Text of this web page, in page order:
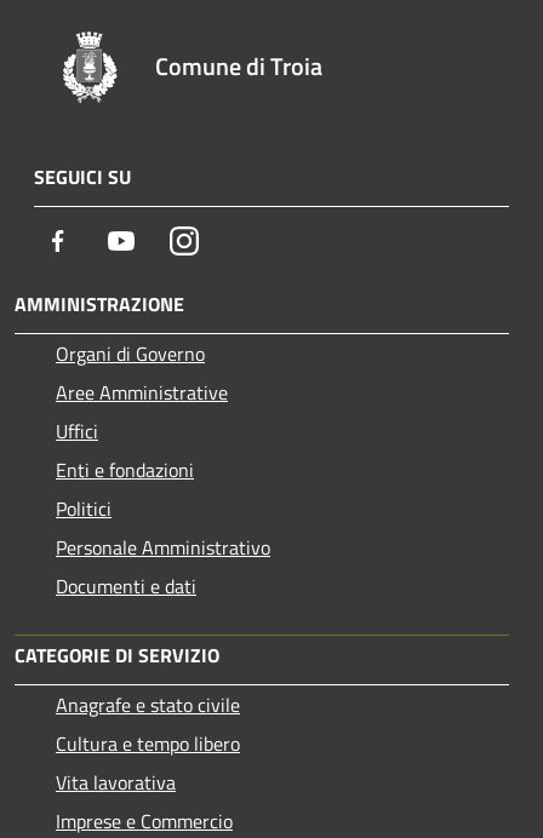
Comune di Troia
SEGUICI SU
Facebook YoutubeInstagram
AMMINISTRAZIONE
Organi di Governo
Aree Amministrative
Uffici
Enti e fondazioni
Politici
Personale Amministrativo
Documenti e dati
CATEGORIE DI SERVIZIO
Anagrafe e stato civile
Cultura e tempo libero
Vita lavorativa
Imprese e Commercio